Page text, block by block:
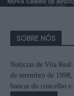
SOBRE NÓS
Notícias de Vila
de setembro de
bancas do concelho e